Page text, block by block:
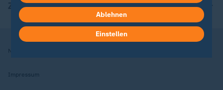
ZDFheute Apps
Nutzungsbedingungen
Impressum
Hier findest du das Impressum.
Weitere Informationen findest du in unserer
Datenschutzerklärung.
Ablehnen
Einstellen